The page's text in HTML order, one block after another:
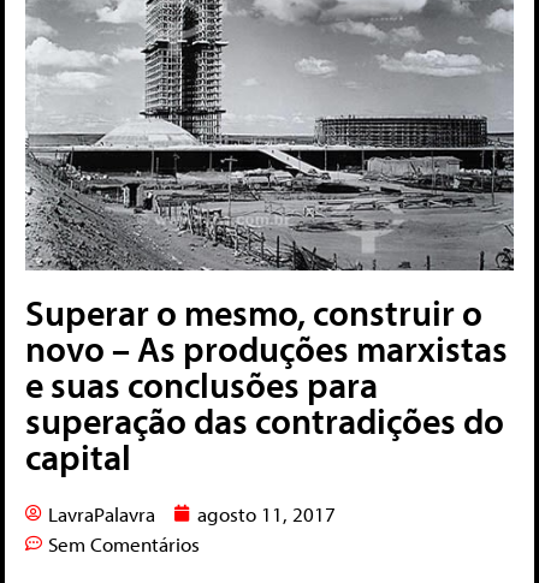
Superar o mesmo, construir o
novo – As produções marxistas
e suas conclusões para
superação das contradições do
capital
LavraPalavra
agosto 11, 2017
Sem Comentários